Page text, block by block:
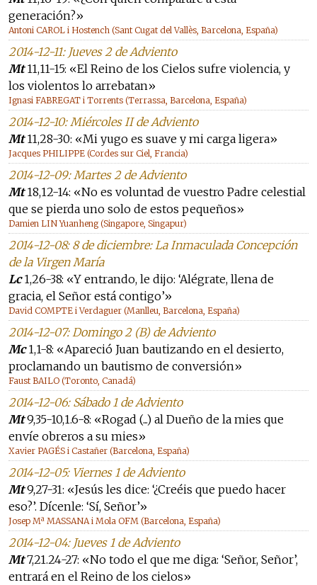
generación?»
Antoni CAROL i Hostench (Sant Cugat del Vallès, Barcelona, España)
2014-12-11: Jueves 2 de Adviento
Mt11,11-15: «El Reino de los Cielos sufre violencia, y
los violentos lo arrebatan»
Ignasi FABREGAT i Torrents (Terrassa, Barcelona, España)
2014-12-10: Miércoles II de Adviento
Mt11,28-30: «Mi yugo es suave y mi carga ligera»
Jacques PHILIPPE (Cordes sur Ciel, Francia)
2014-12-09: Martes 2 de Adviento
Mt18,12-14: «No es voluntad de vuestro Padre celestial
que se pierda uno solo de estos pequeños»
Damien LIN Yuanheng (Singapore, Singapur)
2014-12-08: 8 de diciembre: La Inmaculada Concepción
de la Virgen María
Lc1,26-38: «Y entrando, le dijo: ‘Alégrate, llena de
gracia, el Señor está contigo’»
David COMPTE i Verdaguer (Manlleu, Barcelona, España)
2014-12-07: Domingo 2 (B) de Adviento
Mc1,1-8: «Apareció Juan bautizando en el desierto,
proclamando un bautismo de conversión»
Faust BAILO (Toronto, Canadá)
2014-12-06: Sábado 1 de Adviento
Mt9,35-10,1.6-8: «Rogad (...) al Dueño de la mies que
envíe obreros a su mies»
Xavier PAGÉS i Castañer (Barcelona, España)
2014-12-05: Viernes 1 de Adviento
Mt9,27-31: «Jesús les dice: ‘¿Creéis que puedo hacer
eso?’. Dícenle: ‘Sí, Señor’»
Josep Mª MASSANA i Mola OFM (Barcelona, España)
2014-12-04: Jueves 1 de Adviento
Mt7,21.24-27: «No todo el que me diga: ‘Señor, Señor’,
entrará en el Reino de los cielos»